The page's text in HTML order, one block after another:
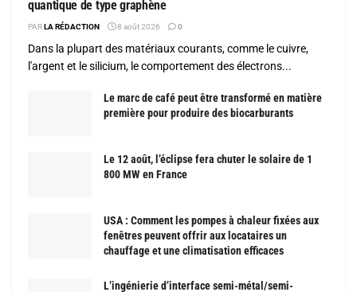
quantique de type graphène
PARLA RÉDACTION 8 août 2026 0
Dans la plupart des matériaux courants, comme le cuivre,
l'argent et le silicium, le comportement des électrons...
Le marc de café peut être transformé en matière
première pour produire des biocarburants
Le 12 août, l’éclipse fera chuter le solaire de 1
800 MW en France
USA : Comment les pompes à chaleur fixées aux
fenêtres peuvent offrir aux locataires un
chauffage et une climatisation efficaces
L’ingénierie d’interface semi-métal/semi-